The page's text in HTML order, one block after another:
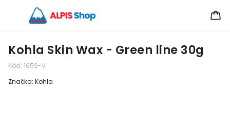
Kohla Skin Wax - Green line 30g
Kód: 1659-V
Značka: Kohla